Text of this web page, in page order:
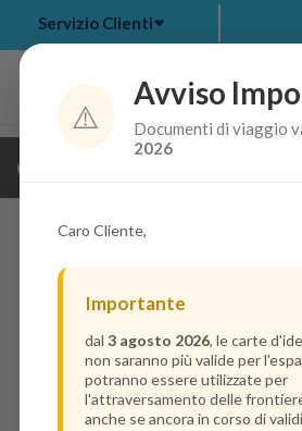
my bookings
Servizio Clienti
Guarda i dettagli della
⚠️
Avviso
Documenti di viaggio
2026
Caro Cliente,
Importante
dal 3 agosto 2026, le carte
non saranno più valide per
potranno essere utilizzate per
l'attraversamento delle
anche se ancora in corso di